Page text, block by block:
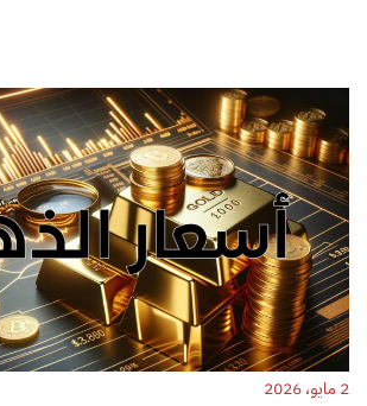
2 مايو، 2026